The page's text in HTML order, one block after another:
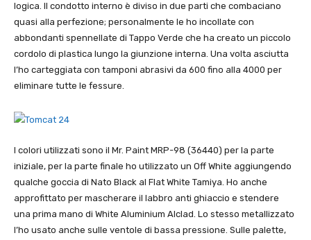
logica. Il condotto interno è diviso in due parti che combaciano
quasi alla perfezione; personalmente le ho incollate con
abbondanti spennellate di Tappo Verde che ha creato un piccolo
cordolo di plastica lungo la giunzione interna. Una volta asciutta
l’ho carteggiata con tamponi abrasivi da 600 fino alla 4000 per
eliminare tutte le fessure.
I colori utilizzati sono il Mr. Paint MRP-98 (36440) per la parte
iniziale, per la parte finale ho utilizzato un Off White aggiungendo
qualche goccia di Nato Black al Flat White Tamiya. Ho anche
approfittato per mascherare il labbro anti ghiaccio e stendere
una prima mano di White Aluminium Alclad. Lo stesso metallizzato
l’ho usato anche sulle ventole di bassa pressione. Sulle palette,